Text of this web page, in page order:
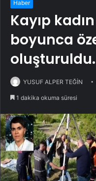
Haber
Kayıp
boyunca
oluşturuldu.
YUSUF ALPER TEĞİN
1 dakika okuma süresi